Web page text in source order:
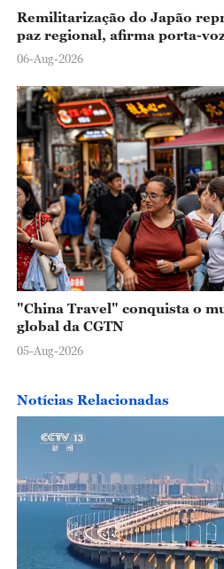
Remilitarização do Japão
paz regional, afirma porta-
06-Aug-2026
"China Travel" conquista o
global da CGTN
05-Aug-2026
Notícias Relacionadas